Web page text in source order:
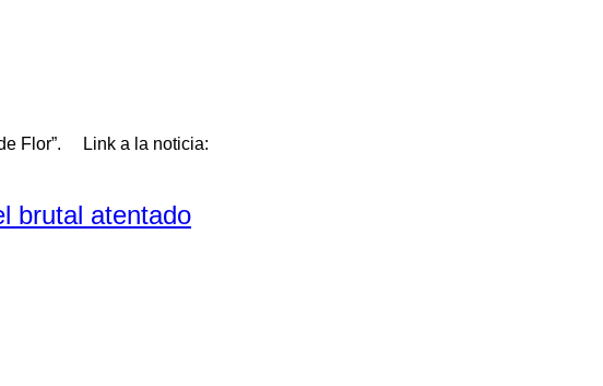
de Flor”. Link a la noticia:
brutal atentado